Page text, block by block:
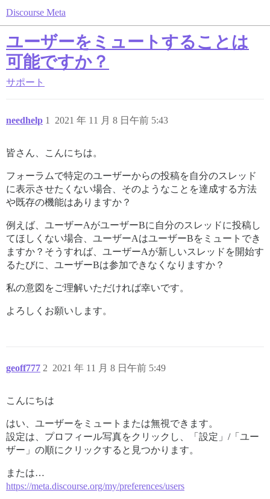
Discourse Meta
ユーザーをミュートすることは
可能ですか？
サポート
needhelp 2021 年 11 月 8 日午前 5:43
1
皆さん、こんにちは。
フォーラムで特定のユーザーからの投稿を自分のスレッド
に表示させたくない場合、そのようなことを達成する方法
や既存の機能はありますか？
例えば、ユーザーAがユーザーBに自分のスレッドに投稿し
てほしくない場合、ユーザーAはユーザーBをミュートでき
ますか？そうすれば、ユーザーAが新しいスレッドを開始す
るたびに、ユーザーBは参加できなくなりますか？
私の意図をご理解いただければ幸いです。
よろしくお願いします。
geoff777 2021 年 11 月 8 日午前 5:49
2
こんにちは
はい、ユーザーをミュートまたは無視できます。
設定は、プロフィール写真をクリックし、「設定」/「ユー
ザー」の順にクリックすると見つかります。
または…
https://meta.discourse.org/my/preferences/users